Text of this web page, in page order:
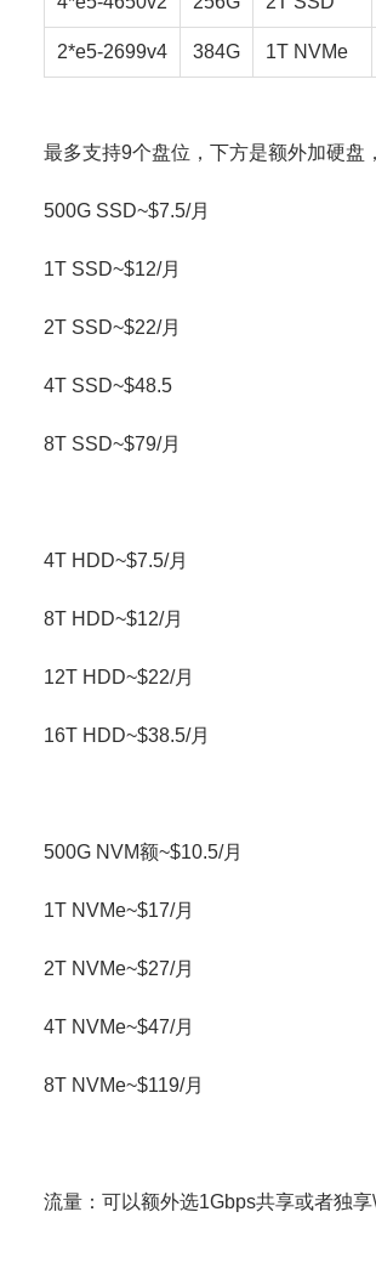
2*e5-2699v4 384G 1T NVMe
最多支持9个盘位，下方是额外加硬盘
500G SSD~$7.5/月
1T SSD~$12/月
2T SSD~$22/月
4T SSD~$48.5
8T SSD~$79/月
4T HDD~$7.5/月
8T HDD~$12/月
12T HDD~$22/月
16T HDD~$38.5/月
500G NVM额~$10.5/月
1T NVMe~$17/月
2T NVMe~$27/月
4T NVMe~$47/月
8T NVMe~$119/月
流量：可以额外选1Gbps共享或者独